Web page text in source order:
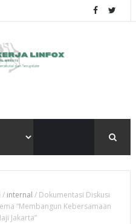
/ internal / Dokumentasi Diskusi
“Membangun Kebersamaan
Jakarta”